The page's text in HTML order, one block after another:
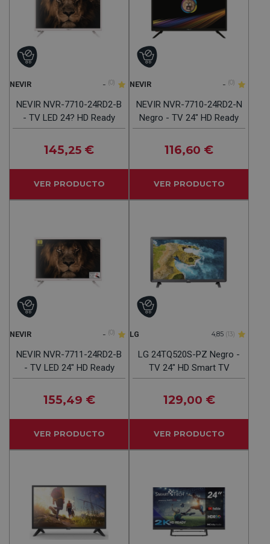
NEVIR - (0)
NEVIR NVR-7710-24RD2-B
- TV LED 24? HD Ready
145,25 €
VER PRODUCTO
NEVIR - (0)
NEVIR NVR-7710-24RD2-N
Negro - TV 24" HD Ready
116,60 €
VER PRODUCTO
NEVIR - (0)
NEVIR NVR-7711-24RD2-B
- TV LED 24″ HD Ready
155,49 €
VER PRODUCTO
LG 4,85 (13)
LG 24TQ520S-PZ Negro -
TV 24" HD Smart TV
129,00 €
VER PRODUCTO